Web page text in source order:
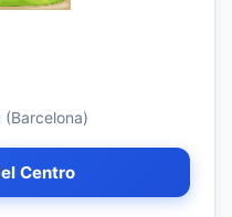
(Barcelona)
Centro